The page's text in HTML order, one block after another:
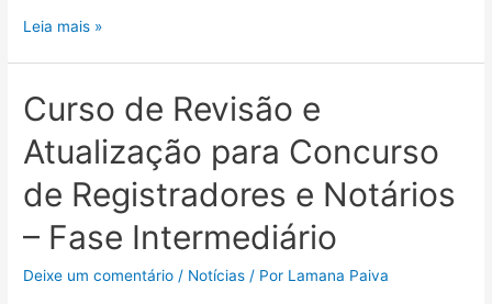
Leia mais »
Curso de Revisão e
Atualização para Concurso
de Registradores e Notários
– Fase Intermediário
Deixe um comentário / Notícias / Por Lamana Paiva